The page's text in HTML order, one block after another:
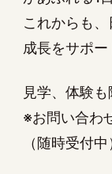
これからも
成長をサポ
見学、体験も
※お問い合わ
（随時受付中